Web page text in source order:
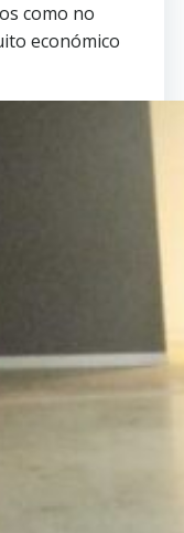
como no
económico